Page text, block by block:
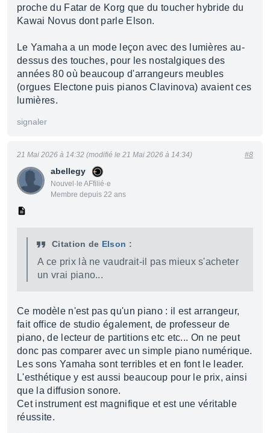
proche du Fatar de Korg que du toucher hybride du
Kawai Novus dont parle Elson.
Le Yamaha a un mode leçon avec des lumières au-
dessus des touches, pour les nostalgiques des
années 80 où beaucoup d'arrangeurs meubles
(orgues Electone puis pianos Clavinova) avaient ces
lumières.
signaler
abellegy
Nouvel·le AFfilié·e
Membre depuis 22 ans
21 Mai 2026 à 14:32 (modifié le 21 Mai 2026 à 14:34) #8
Citation de Elson :
A ce prix là ne vaudrait-il pas mieux s'acheter
un vrai piano...
Ce modèle n'est pas qu'un piano : il est arrangeur,
fait office de studio également, de professeur de
piano, de lecteur de partitions etc etc... On ne peut
donc pas comparer avec un simple piano numérique.
Les sons Yamaha sont terribles et en font le leader.
L'esthétique y est aussi beaucoup pour le prix, ainsi
que la diffusion sonore.
Cet instrument est magnifique et est une véritable
réussite.